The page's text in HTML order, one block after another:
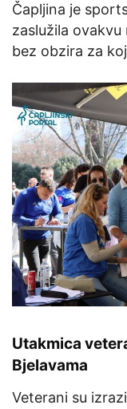
Čapljina je
zaslužila ovakvu
bez obzira za
Utakmica
Bjelavama
Veterani su